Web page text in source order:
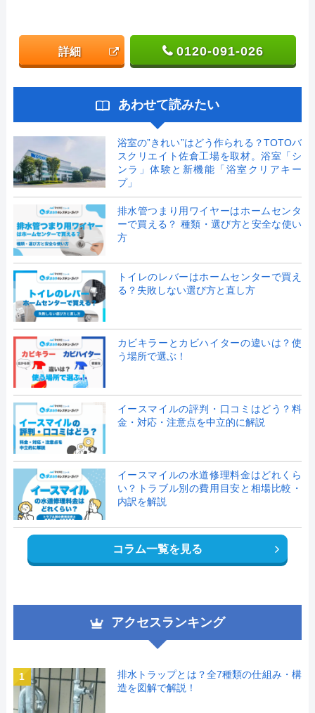
詳細 0120-091-026
あわせて読みたい
浴室の”きれい”はどう作られる？TOTOバ
スクリエイト佐倉工場を取材。浴室「シ
ンラ」体験と新機能「浴室クリアキー
プ」
排水管つまり用ワイヤーはホームセンタ
ーで買える？ 種類・選び方と安全な使い
方
トイレのレバーはホームセンターで買え
る？失敗しない選び方と直し方
カビキラーとカビハイターの違いは？使
う場所で選ぶ！
イースマイルの評判・口コミはどう？料
金・対応・注意点を中立的に解説
イースマイルの水道修理料金はどれくら
い？トラブル別の費用目安と相場比較・
内訳を解説
コラム一覧を見る
アクセスランキング
1
排水トラップとは？全7種類の仕組み・構
造を図解で解説！